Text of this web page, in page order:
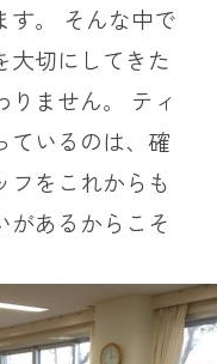
す。 そんな中で
大切にしてきた
ません。 ティ
ているのは、確
フをこれからも
があるからこそ